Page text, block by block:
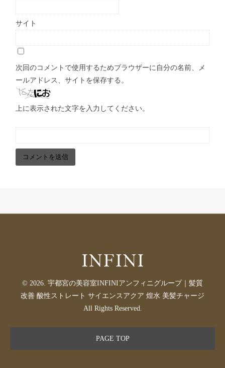
サイト
次回のコメントで使用するためブラウザーに自分の名前、メ
ールアドレス、サイトを保存する。
上に表示された文字を入力してください。
© 2026. 宇都宮の美容室INFINIアンフィニグループ｜髪質
改善 酸性ストレート サイエンスアクア 煌水 美髪チャージ
All Rights Reserved.
PAGE TOP